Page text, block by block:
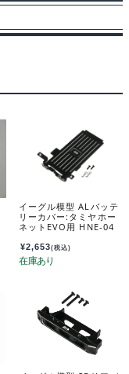
イーグル模型 ALバッテ
リーカバー:タミヤホー
ネットEVO用 HNE-04
¥2,653(税込)